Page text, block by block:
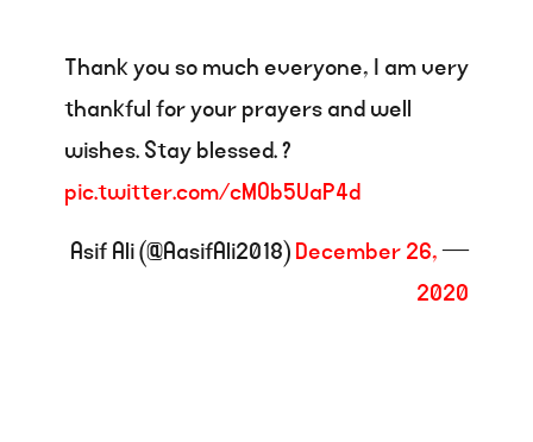
Thank you so much everyone, I am very
thankful for your prayers and well
wishes. Stay blessed. ?
pic.twitter.com/cMOb5UaP4d
— Asif Ali (@AasifAli2018)
December 26,
2020